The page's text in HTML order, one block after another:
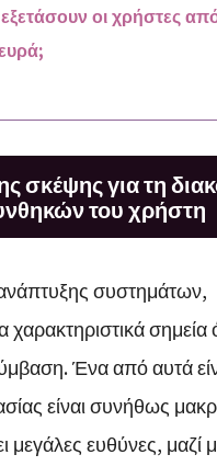
οι χρήστες
σκέψης για τη
του χρήστη
συστημάτων,
σημεία
Ένα από αυτά
είναι συνήθως
μεγάλες ευθύνες, μαζί